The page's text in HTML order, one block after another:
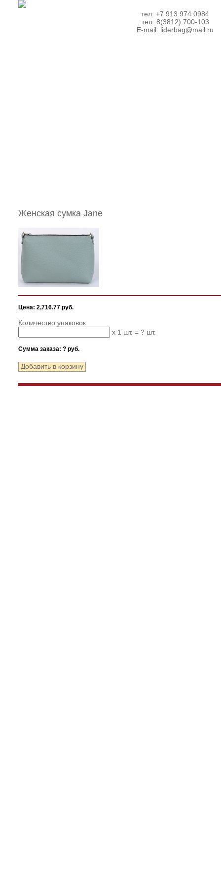
тел: +7 913 974 0984
тел: 8(3812) 700-103
E-mail: liderbag@mail.ru
Женская сумка Jane
Цена: 2,716.77 руб.
Количество упаковок
x 1 шт. = ? шт.
Сумма заказа: ? руб.